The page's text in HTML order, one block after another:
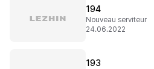
194
Nouveau serviteur
24.06.2022
193